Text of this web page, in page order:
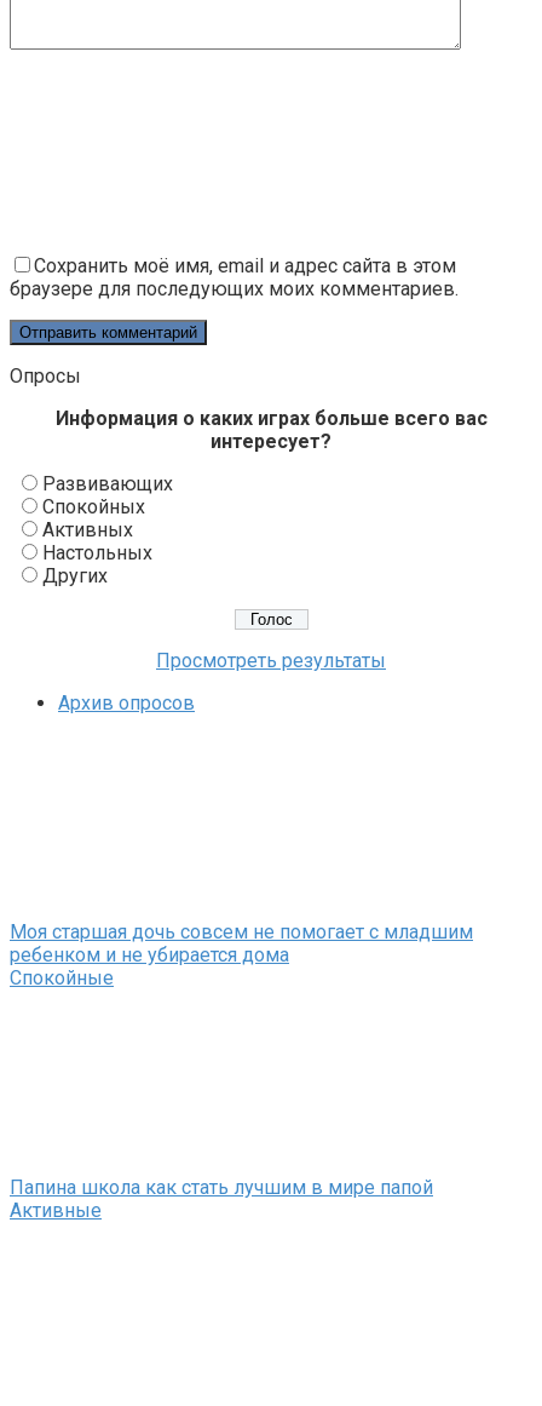
Сохранить моё имя, email и адрес сайта в этом
браузере для последующих моих комментариев.
Опросы
Информация о каких играх больше всего вас
интересует?
Развивающих
Спокойных
Активных
Настольных
Других
Просмотреть результаты
Архив опросов
Моя старшая дочь совсем не помогает с младшим
ребенком и не убирается дома
Спокойные
Папина школа как стать лучшим в мире папой
Активные